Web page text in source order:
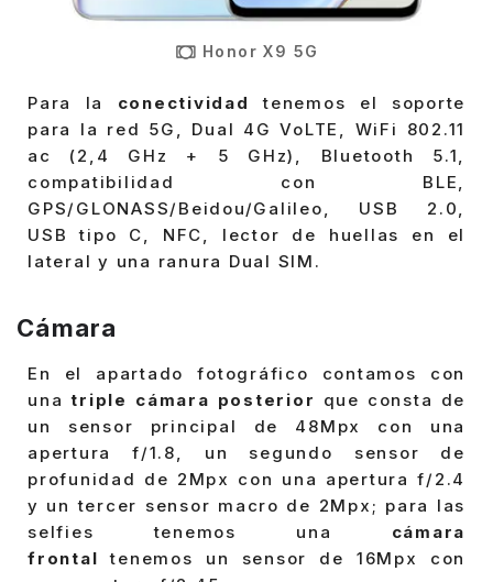
Honor X9 5G
Para la conectividadtenemos el soporte
para la red 5G, Dual 4G VoLTE, WiFi 802.11
ac (2,4 GHz + 5 GHz), Bluetooth 5.1,
compatibilidad con BLE,
GPS/GLONASS/Beidou/Galileo, USB 2.0,
USB tipo C, NFC, lector de huellas en el
lateral y una ranura Dual SIM.
Cámara
En el apartado fotográfico contamos con
unatriple cámara posterior que consta de
un sensor principal de 48Mpx con una
apertura f/1.8, un segundo sensor de
profunidad de 2Mpx con una apertura f/2.4
y un tercer sensor macro de 2Mpx; para las
selfies tenemos una cámara
frontaltenemos un sensor de 16Mpx con